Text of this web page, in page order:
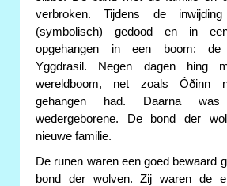
verbroken. Tijdens de
(symbolisch) gedood en in
opgehangen in een boom: de
Yggdrasil. Negen dagen hing
wereldboom, net zoals Óðinn
gehangen had. Daarna
wedergeborene. De bond der
nieuwe familie.
De runen waren een goed bewaard
bond der wolven. Zij waren de